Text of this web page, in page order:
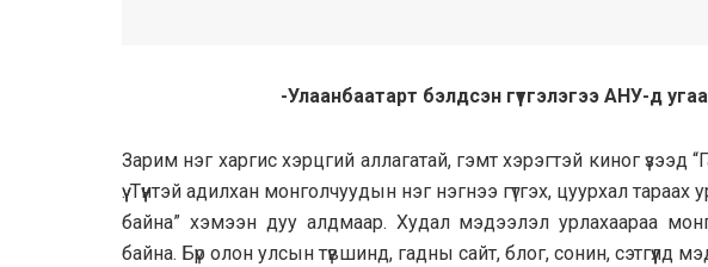
-Улаанбаатарт бэлдсэн гүтгэлэгээ АНУ-д
Зарим нэг харгис хэрцгий аллагатай, гэмт хэрэгтэй киног үзээд
үү. Түүнтэй адилхан монголчуудын нэг нэгнээ гүтгэх, цуурхал
байна” хэмээн дуу алдмаар. Худал мэдээлэл урлахаараа
байна. Бүр олон улсын түвшинд, гадны сайт, блог, сонин, сэтгүүлд